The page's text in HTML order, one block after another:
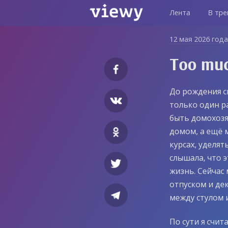
Лента В
12 мая 2026 года
Too
До рождения
только один
быть
домом, а ещё
курсах,
слышала, что
жизнь.
отпуском и
между стулом
По сути я